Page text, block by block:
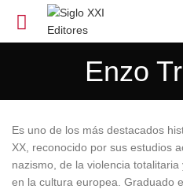
Enzo
Es uno de los más destacados
XX, reconocido por sus estudios
nazismo, de la violencia
en la cultura europea. Graduado